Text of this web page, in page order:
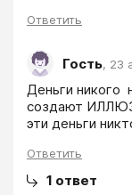
Ответить
Гость, 23
Деньги никого
создают
эти деньги
Ответить
1 ответ